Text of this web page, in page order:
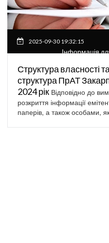
2025-09-30 19:32:15
Інформація
Структура власності
структура ПрАТ
2024 рік Відповідно до
розкриття інформації
паперів, а також особами,